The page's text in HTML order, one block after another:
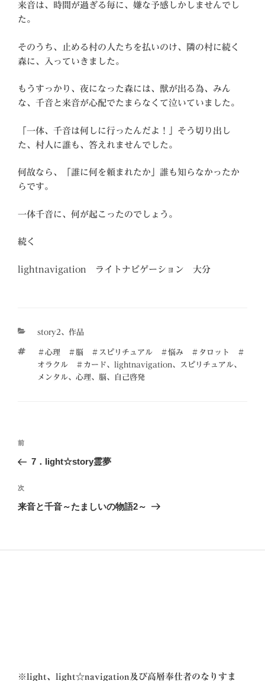
来音は、時間が過ぎる毎に、嫌な予感しかしませんでし
た。
そのうち、止める村の人たちを払いのけ、隣の村に続く
森に、入っていきました。
もうすっかり、夜になった森には、獣が出る為、みん
な、千音と来音が心配でたまらなくて泣いていました。
「一体、千音は何しに行ったんだよ！」そう切り出し
た、村人に誰も、答えれませんでした。
何故なら、「誰に何を頼まれたか」誰も知らなかったか
らです。
一体千音に、何が起こったのでしょう。
続く
lightnavigation ライトナビゲーション 大分
カ
ゴ
リ
ー
story2、 作品
タ
グ
＃心理 ＃脳 ＃スピリチュアル ＃悩み ＃タロット ＃
オラクル ＃カード、 lightnavigation、 スピリチュアル、
メンタル、 心理、 脳、 自己啓発
投
ビ
ゲ
前
の
稿
前
7．light☆story霊夢
次
の
次
来音と千音～たましいの物語2～
※light、light☆navigation及び高層奉仕者のなりすま